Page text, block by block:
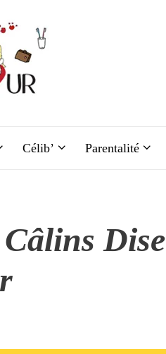
Célib’ Parentalité
Câlins